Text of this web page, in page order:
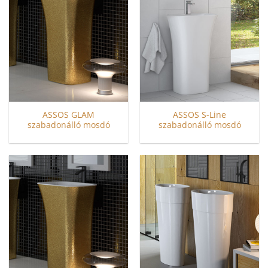
ASSOS GLAM
szabadonálló mosdó
ASSOS S-Line
szabadonálló mosdó